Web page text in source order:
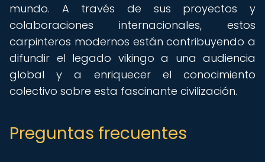
mundo. A través de sus proyectos y
colaboraciones internacionales, estos
carpinteros modernos están contribuyendo a
difundir el legado vikingo a una audiencia
global y a enriquecer el conocimiento
colectivo sobre esta fascinante civilización.
Preguntas frecuentes